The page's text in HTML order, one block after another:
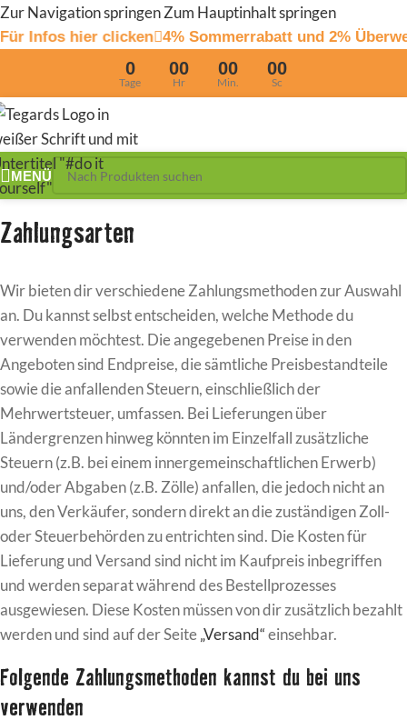
Zur Navigation springenZum Hauptinhalt springen
hier clicken 4% Sommerrabatt und 2%
0
Tage
00
Hr
00
Min.
00
Sc
MENÜ
Zahlungsarten
Wir bieten dir verschiedene Zahlungsmethoden zur Auswahl
an. Du kannst selbst entscheiden, welche Methode du
verwenden möchtest. Die angegebenen Preise in den
Angeboten sind Endpreise, die sämtliche Preisbestandteile
sowie die anfallenden Steuern, einschließlich der
Mehrwertsteuer, umfassen. Bei Lieferungen über
Ländergrenzen hinweg könnten im Einzelfall zusätzliche
Steuern (z.B. bei einem innergemeinschaftlichen Erwerb)
und/oder Abgaben (z.B. Zölle) anfallen, die jedoch nicht an
uns, den Verkäufer, sondern direkt an die zuständigen Zoll-
oder Steuerbehörden zu entrichten sind. Die Kosten für
Lieferung und Versand sind nicht im Kaufpreis inbegriffen
und werden separat während des Bestellprozesses
ausgewiesen. Diese Kosten müssen von dir zusätzlich bezahlt
werden und sind auf der Seite„Versand“einsehbar.
Folgende Zahlungsmethoden kannst du bei uns
verwenden